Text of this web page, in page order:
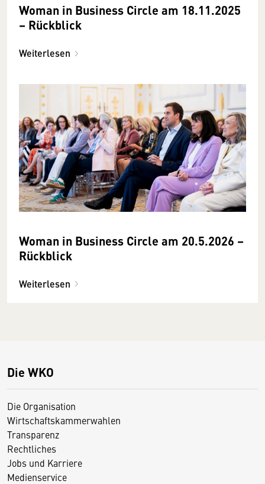
Woman in Business Circle am 18.11.2025
– Rückblick
Weiterlesen
Woman in Business Circle am 20.5.2026 –
Rückblick
Weiterlesen
Die WKO
Die Organisation
Wirtschaftskammerwahlen
Transparenz
Rechtliches
Jobs und Karriere
Medienservice